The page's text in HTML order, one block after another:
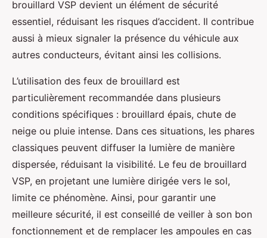
brouillard VSP devient un élément de sécurité
essentiel, réduisant les risques d’accident. Il contribue
aussi à mieux signaler la présence du véhicule aux
autres conducteurs, évitant ainsi les collisions.
L’utilisation des feux de brouillard est
particulièrement recommandée dans plusieurs
conditions spécifiques : brouillard épais, chute de
neige ou pluie intense. Dans ces situations, les phares
classiques peuvent diffuser la lumière de manière
dispersée, réduisant la visibilité. Le feu de brouillard
VSP, en projetant une lumière dirigée vers le sol,
limite ce phénomène. Ainsi, pour garantir une
meilleure sécurité, il est conseillé de veiller à son bon
fonctionnement et de remplacer les ampoules en cas